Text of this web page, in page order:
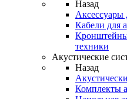
Назад
Аксессуары
Кабели для
Кронштейны
техники
Акустические
Назад
Комплекты